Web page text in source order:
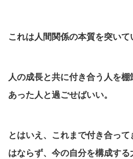
これは人間関係の本質を突いて
人の成長と共に付き合う人を
あった人と過ごせばいい。
とはいえ、これまで付き合っ
はならず、今の自分を構成す